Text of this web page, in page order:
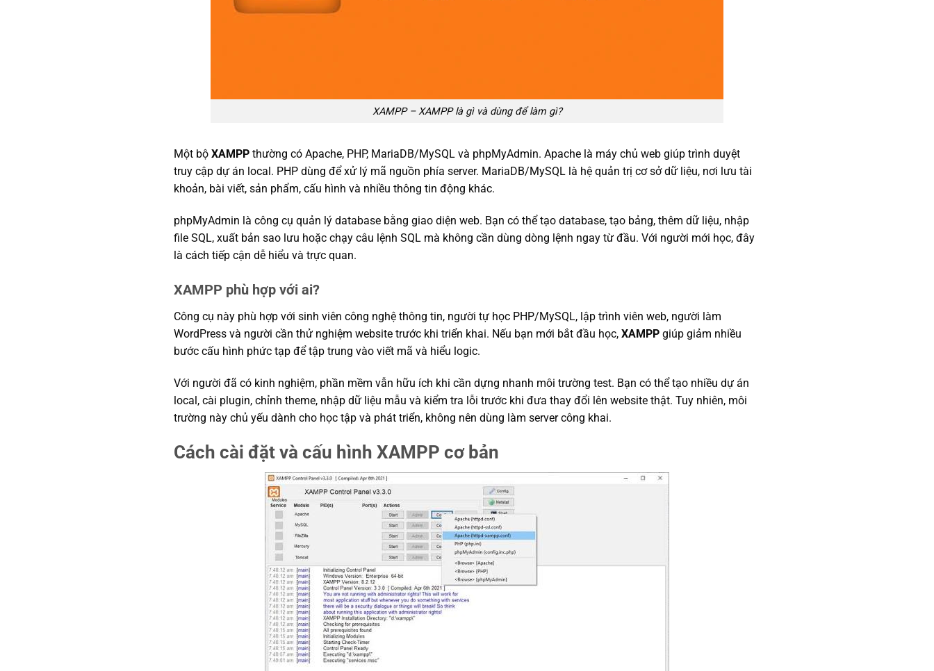
XAMPP – XAMPP là gì và dùng để làm gì?
Một bộ XAMPPthường có Apache, PHP, MariaDB/MySQL và phpMyAdmin. Apache là máy chủ web giúp trình duyệt
truy cập dự án local. PHP dùng để xử lý mã nguồn phía server. MariaDB/MySQL là hệ quản trị cơ sở dữ liệu, nơi lưu tài
khoản, bài viết, sản phẩm, cấu hình và nhiều thông tin động khác.
phpMyAdmin là công cụ quản lý database bằng giao diện web. Bạn có thể tạo database, tạo bảng, thêm dữ liệu, nhập
file SQL, xuất bản sao lưu hoặc chạy câu lệnh SQL mà không cần dùng dòng lệnh ngay từ đầu. Với người mới học, đây
là cách tiếp cận dễ hiểu và trực quan.
XAMPP phù hợp với ai?
Công cụ này phù hợp với sinh viên công nghệ thông tin, người tự học PHP/MySQL, lập trình viên web, người làm
WordPress và người cần thử nghiệm website trước khi triển khai. Nếu bạn mới bắt đầu học, XAMPPgiúp giảm nhiều
bước cấu hình phức tạp để tập trung vào viết mã và hiểu logic.
Với người đã có kinh nghiệm, phần mềm vẫn hữu ích khi cần dựng nhanh môi trường test. Bạn có thể tạo nhiều dự án
local, cài plugin, chỉnh theme, nhập dữ liệu mẫu và kiểm tra lỗi trước khi đưa thay đổi lên website thật. Tuy nhiên, môi
trường này chủ yếu dành cho học tập và phát triển, không nên dùng làm server công khai.
Cách cài đặt và cấu hình XAMPP cơ bản